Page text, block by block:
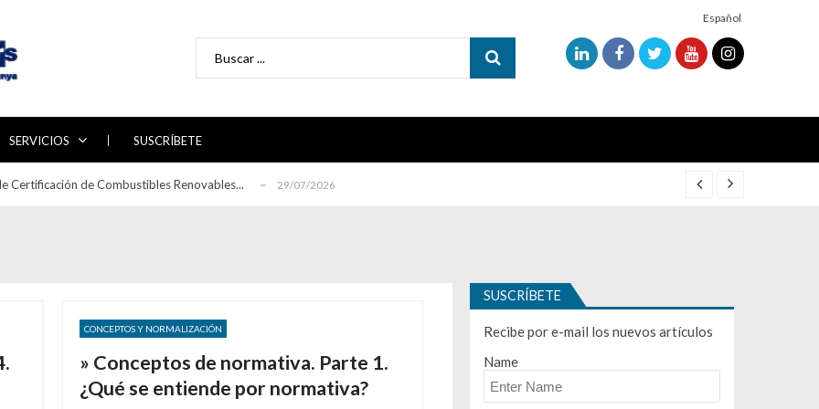
Español
SERVICIOS SUSCRÍBETE
Certificación de Combustibles Renovables... 29/07/2026
directrices para la auditoría de sistemas ...
2026-2030 del Plan Nacional de Adaptac...
Certificación de Combustibles Renovables...
directrices para la auditoría de sistemas ...
CONCEPTOS Y NORMALIZACIÓN
» Conceptos de normativa. Parte 1.
¿Qué se entiende por normativa?
SUSCRÍBETE
Recibe por e-mail los nuevos artículos
Name